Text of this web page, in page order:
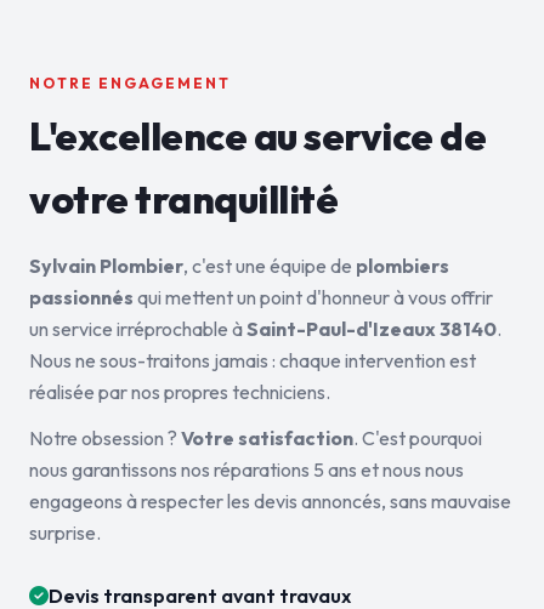
NOTRE ENGAGEMENT
L'excellence au service de
votre tranquillité
Sylvain Plombier, c'est une équipe de plombiers
passionnés qui mettent un point d'honneur à vous offrir
un service irréprochable àSaint-Paul-d'Izeaux 38140.
Nous ne sous-traitons jamais : chaque intervention est
réalisée par nos propres techniciens.
Notre obsession ? Votre satisfaction. C'est pourquoi
nous garantissons nos réparations 5 ans et nous nous
engageons à respecter les devis annoncés, sans mauvaise
surprise.
Devis transparent avant travaux